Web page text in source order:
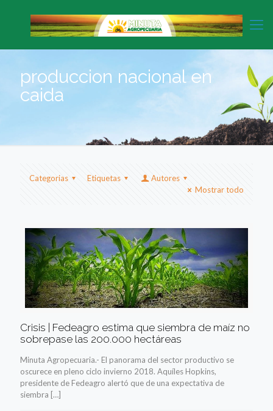
produccion nacional en
caida
Categorias Etiquetas
Autores
Mostrar todo
Crisis | Fedeagro estima que siembra de maíz no
sobrepase las 200.000 hectáreas
Minuta Agropecuaria.- El panorama del sector productivo se
oscurece en pleno ciclo invierno 2018. Aquíles Hopkins,
presidente de Fedeagro alertó que de una expectativa de
siembra […]